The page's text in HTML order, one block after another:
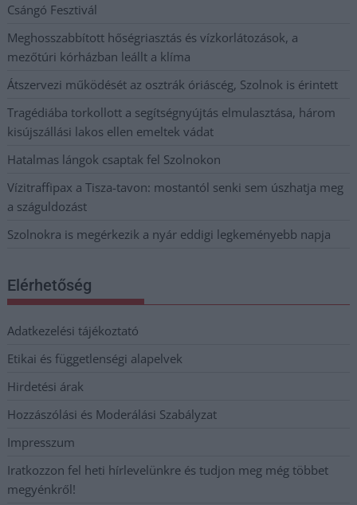
Csángó Fesztivál
Meghosszabbított hőségriasztás és vízkorlátozások, a
mezőtúri kórházban leállt a klíma
Átszervezi működését az osztrák óriáscég, Szolnok is érintett
Tragédiába torkollott a segítségnyújtás elmulasztása, három
kisújszállási lakos ellen emeltek vádat
Hatalmas lángok csaptak fel Szolnokon
Vízitraffipax a Tisza-tavon: mostantól senki sem úszhatja meg
a száguldozást
Szolnokra is megérkezik a nyár eddigi legkeményebb napja
Elérhetőség
Adatkezelési tájékoztató
Etikai és függetlenségi alapelvek
Hirdetési árak
Hozzászólási és Moderálási Szabályzat
Impresszum
Iratkozzon fel heti hírlevelünkre és tudjon meg még többet
megyénkről!